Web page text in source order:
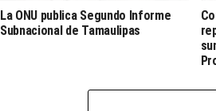
La ONU publica Segundo Informe
Subnacional de Tamaulipas